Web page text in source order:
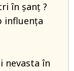
în șanț ?
influența
nevasta în